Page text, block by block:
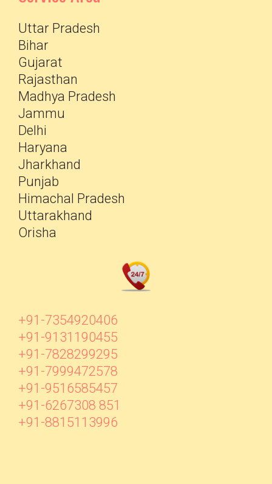
Uttar Pradesh
Bihar
Gujarat
Rajasthan
Madhya Pradesh
Jammu
Delhi
Haryana
Jharkhand
Punjab
Himachal Pradesh
Uttarakhand
Orisha
+91-7354920406
+91-9131190455
+91-7828299295
+91-7999472578
+91-9516585457
+91-6267308 851
+91-8815113996